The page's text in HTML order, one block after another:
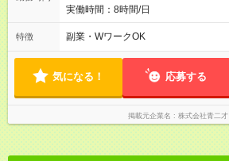
実働時間：8時間/日
特徴 副業・WワークOK
気になる！ 応募する
掲載元企業名 株式会社青二才